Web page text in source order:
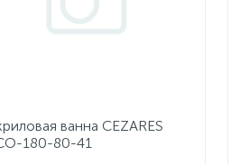
ванна CEZARES
180-80-41